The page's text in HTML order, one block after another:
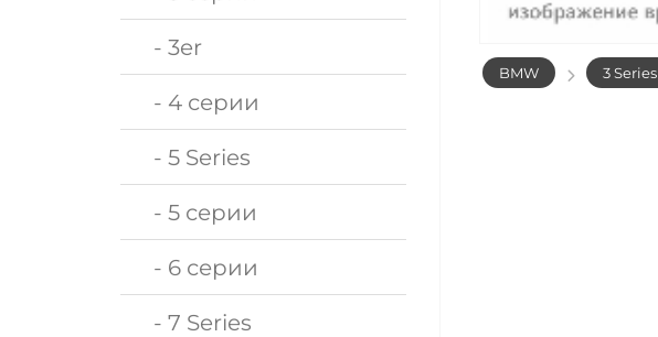
- 3er
- 4 серии
- 5 Series
- 5 серии
- 6 серии
- 7 Series
BMW 3 Series